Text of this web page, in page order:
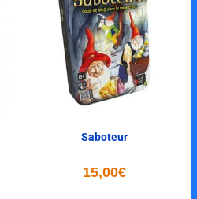
Saboteur
15,00€